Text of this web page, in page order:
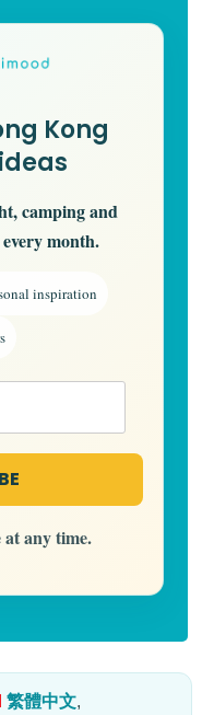
Kong
camping and
month.
inspiration
at any time.
繁體中文